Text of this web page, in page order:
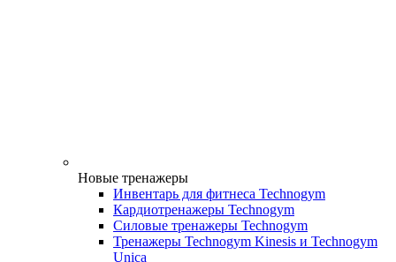
Новые тренажеры
Инвентарь для фитнеса Technogym
Кардиотренажеры Technogym
Силовые тренажеры Technogym
Тренажеры Technogym Kinesis и Technogym
Unica